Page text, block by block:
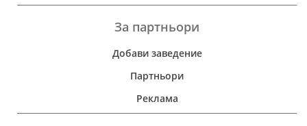
За партньори
Добави заведение
Партньори
Реклама